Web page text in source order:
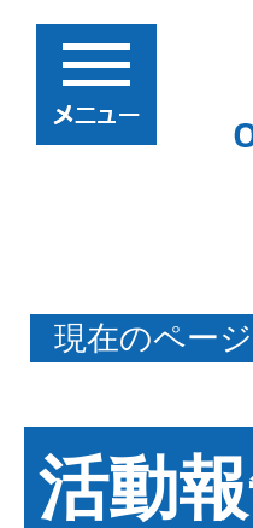
現在のページ
活動